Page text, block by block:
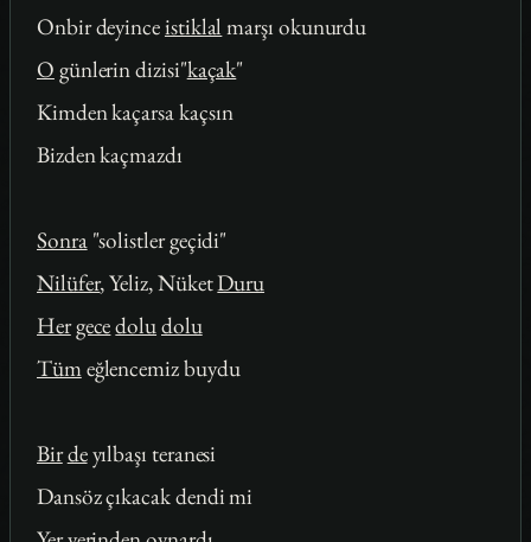
Onbir deyinceistiklal marşı okunurdu
O günlerin dizisi"kaçak"
Kimden kaçarsa kaçsın
Bizden kaçmazdı
Sonra"solistler geçidi"
Nilüfer, Yeliz, NüketDuru
Hergecedoludolu
Tümeğlencemiz buydu
Birdeyılbaşı teranesi
Dansöz çıkacak dendi mi